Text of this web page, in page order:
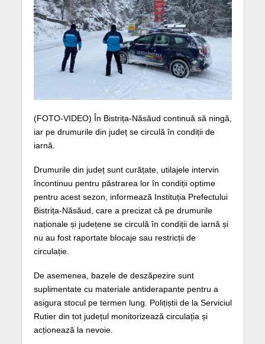
(FOTO-VIDEO) În Bistrița-Năsăud continuă să ningă,
iar pe drumurile din județ se circulă în condiții de
iarnă.
Drumurile din județ sunt curățate, utilajele intervin
încontinuu pentru păstrarea lor în condiții optime
pentru acest sezon, informează Instituția Prefectului
Bistrița-Năsăud, care a precizat că pe drumurile
naționale și județene se circulă în condiții de iarnă și
nu au fost raportate blocaje sau restricții de
circulație.
De asemenea, bazele de deszăpezire sunt
suplimentate cu materiale antiderapante pentru a
asigura stocul pe termen lung. Polițiștii de la Serviciul
Rutier din tot județul monitorizează circulația și
acționează la nevoie.